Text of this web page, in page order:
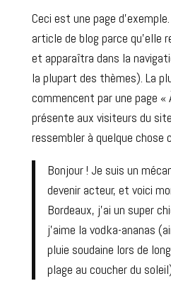
Ceci est une page
article de blog parce qu’elle
et apparaîtra dans la
la plupart des thèmes). La
commencent par une page «
présente aux visiteurs du
ressembler à quelque chose
Bonjour ! Je suis un
devenir acteur, et voici
Bordeaux, j’ai un super
j’aime la vodka-ananas
pluie soudaine lors de
plage au coucher du